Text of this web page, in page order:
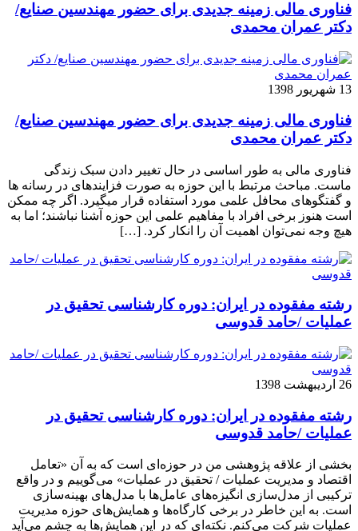
فناوری مالی زمینه جدیدی برای حضور مهندسین صنایع/
دکتر عمران محمدی
13 شهریور 1398
فناوری مالی زمینه جدیدی برای حضور مهندسین صنایع/
دکتر عمران محمدی
فناوری مالی به طور اساسی در حال تغییر دادن سبک زندگی
ماست. مباحث مرتبط با این حوزه به صورت فزاینده­ای در رسانه­ ها
و گفتگوهای محافل علمی مورد استفاده قرار می­گیرد. اگر چه ممکن
است هنوز برخی افراد با مفاهیم علمی این حوزه آشنا نباشند؛ اما به
هیچ وجه نمی‌توان اهمیت آن را انکار کرد. […]
رشته مفقوده در ایران: دوره کارشناسی تحقیق در
عملیات /حامد قدوسی
26 اردیبهشت 1398
رشته مفقوده در ایران: دوره کارشناسی تحقیق در
عملیات /حامد قدوسی
بخشی از علاقه پژوهشی من در حوزه‌ای است که به آن «تعامل
اقتصاد و مدیریت عملیات / تحقیق در عملیات» می‌گوییم و در واقع
ترکیبی از مدل‌سازی انگیزه‌های عامل‌ها با مدل‌های بهینه‌سازی
است. به این خاطر در برخی کارگاه‌ها و همایش‌های حوزه مدیریت
عملیات شرکت می‌کنم. نکته‌ای که در این همایش‌ها به چشم می‌آید